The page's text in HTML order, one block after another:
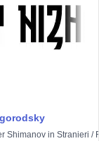
Shimanov in Stranieri /